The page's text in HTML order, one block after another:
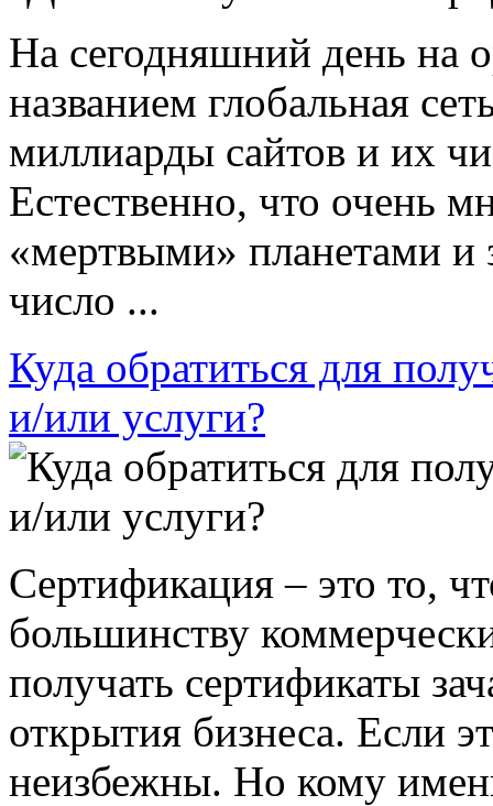
На сегодняшний день на
названием глобальная
миллиарды сайтов и их
Естественно, что очень
«мертвыми» планетами и
число ...
Куда обратиться для
и/или услуги?
Сертификация – это то,
большинству
получать сертификаты
открытия бизнеса. Если
неизбежны. Но кому